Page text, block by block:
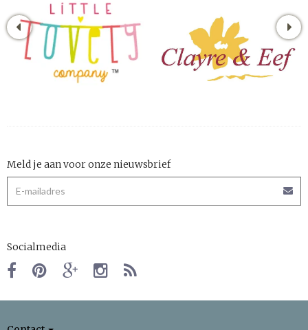
Meld je aan voor onze nieuwsbrief
Socialmedia